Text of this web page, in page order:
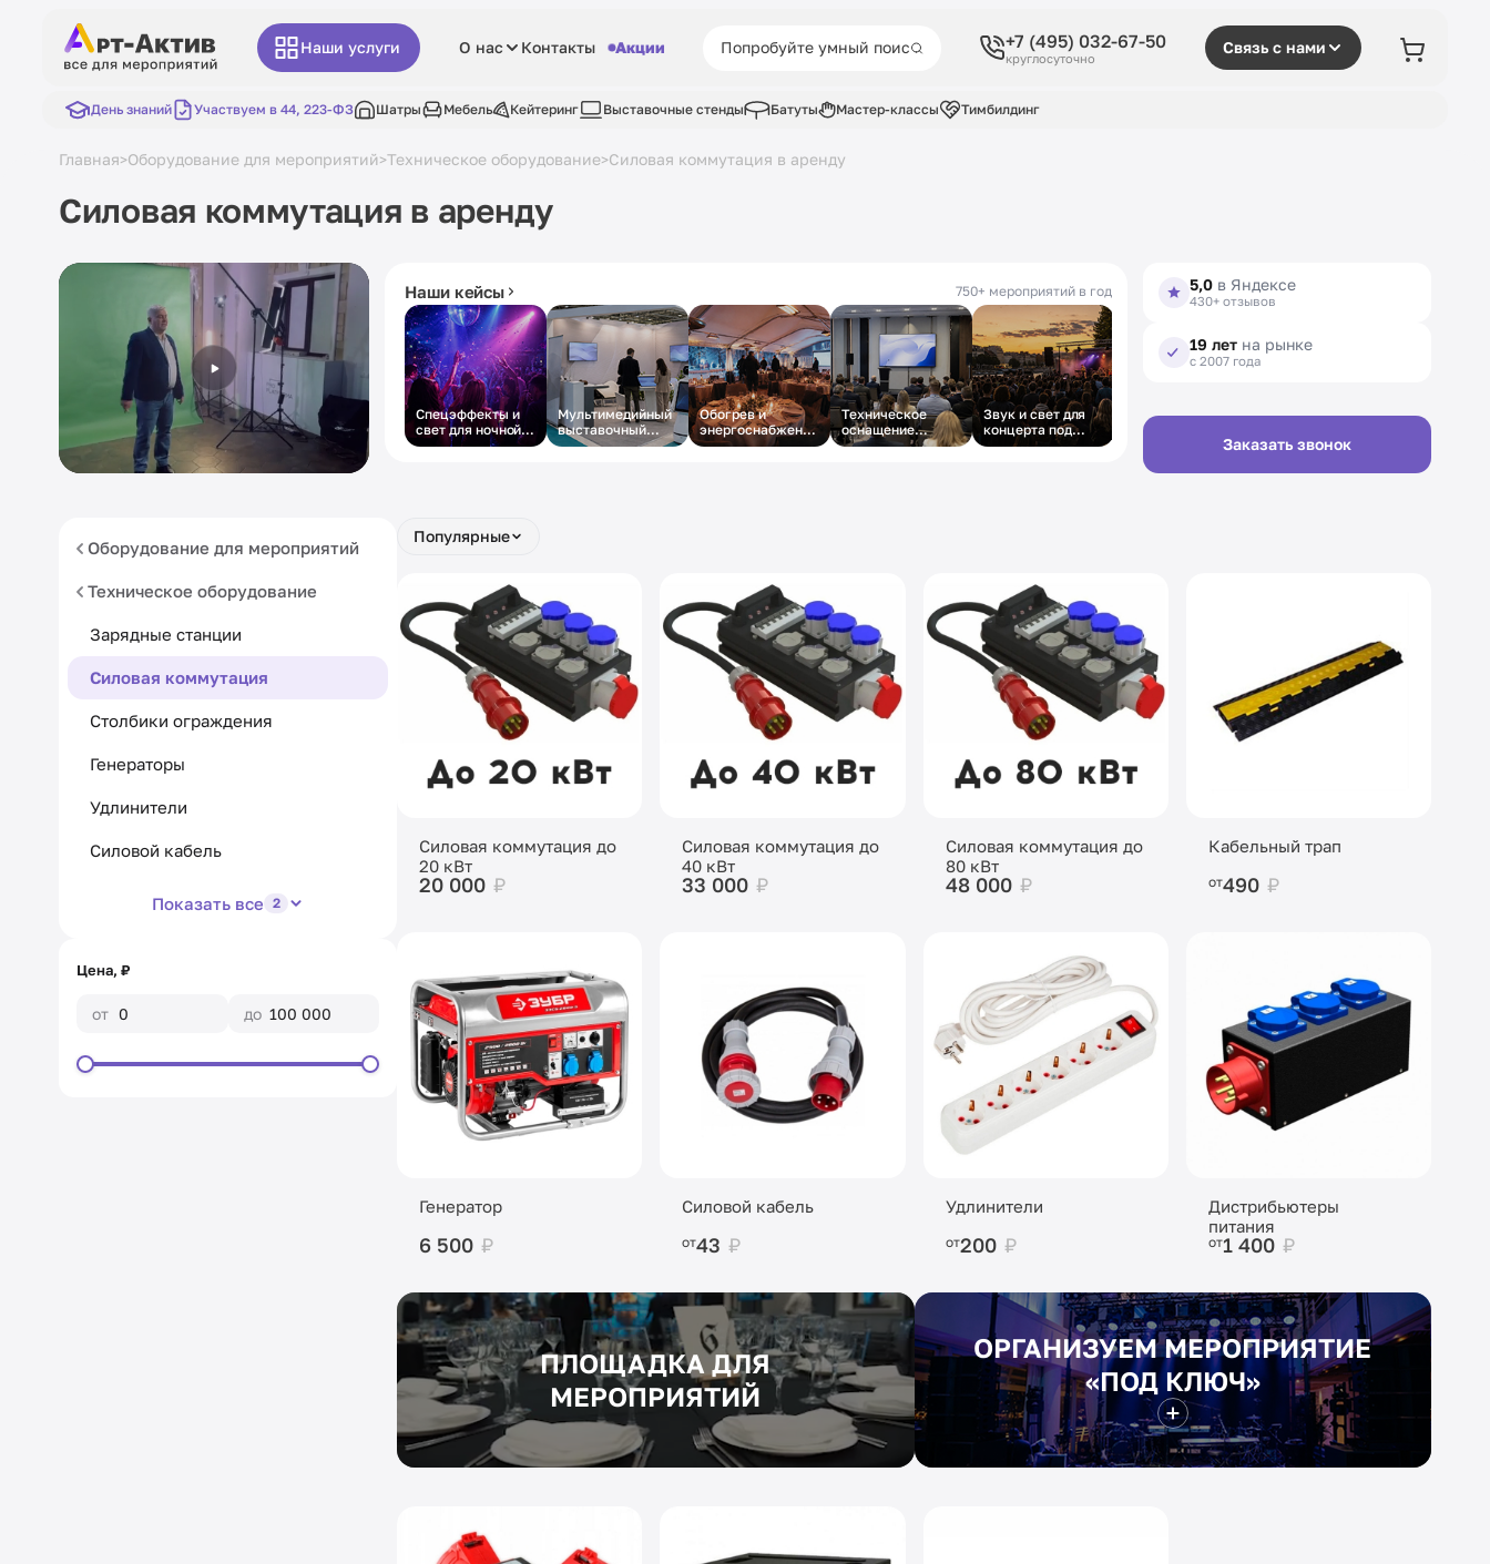
Наши услуги О нас Контакты Акции +7 (495) 032-67-50
круглосуточно
Связь с нами
День знаний Участвуем в 44, 223-ФЗ Шатры Мебель Кейтеринг Выставочные стенды Батуты Мастер-классы Тимбилдинг
Главная>Оборудование для мероприятий>Техническое оборудование>Силовая коммутация в аренду
Силовая коммутация в аренду
Наши кейсы 750+ мероприятий в год
Спецэффекты и
свет для ночной
вечеринки
Мультимедийный
выставочный
стенд под ключ
Обогрев и
энергоснабжение
зимнего
Техническое
оснащение
деловой
Звук и свет для
концерта под
открытым небом
5,0 в Яндексе
430+ отзывов
19 лет на рынке
с 2007 года
Заказать звонок
Оборудование для мероприятий
Техническое оборудование
Зарядные станции
Силовая коммутация
Столбики ограждения
Генераторы
Удлинители
Силовой кабель
Показать все 2
Цена, ₽
от до
Популярные
Силовая коммутация до
20 кВт
20 000 ₽
Силовая коммутация до
40 кВт
33 000 ₽
Силовая коммутация до
80 кВт
48 000 ₽
Кабельный трап
от490 ₽
Генератор
6 500 ₽
Силовой кабель
от43 ₽
Удлинители
от200 ₽
Дистрибьютеры
питания
от1 400 ₽
ПЛОЩАДКА ДЛЯ
МЕРОПРИЯТИЙ
ОРГАНИЗУЕМ МЕРОПРИЯТИЕ
«ПОД КЛЮЧ»